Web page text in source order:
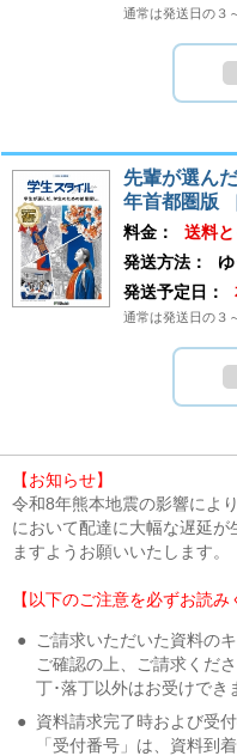
通常は発送日の３
先輩が選ん
年首都圏版
料金：
送料
発送方法：
発送予定日：
通常は発送日の３
【お知らせ】
令和8年熊本地震の影響によ
において配達に大幅な遅延
ますようお願いいたします。
【以下のご注意を必ずお読み
●
ご請求いただいた資料の
ご確認の上、ご請求くだ
丁･落丁以外はお受けでき
● 資料請求完了時および受
「受付番号」は、資料到